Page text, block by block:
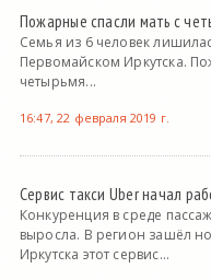
Пожарные спасли мать с
Семья из 6 человек
Первомайском Иркутска.
четырьмя...
16:47, 22 февраля 2019 г.
Сервис такси Uber начал
Конкуренция в среде
выросла. В регион зашёл
Иркутска этот сервис...